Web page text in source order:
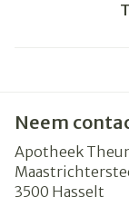
Neem
Apotheek
3500 Hasselt